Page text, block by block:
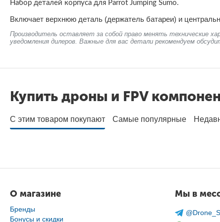
Набор деталей корпуса для Parrot Jumping Sumo.
Включает верхнюю деталь (держатель батареи) и
Производитель оставляет за собой право менять технические
уведомления дилеров. Важные для вас детали рекомендуем
Купить дроны и FPV
С этим товаром покупают Самые популярные
О магазине
Бренды
Бонусы и скидки
Мы в